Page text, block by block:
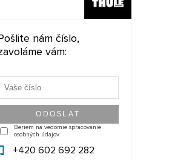
nám číslo,
vám:
Beriem na vedomie spracovanie
osobných údajov.
+420 602 692 282